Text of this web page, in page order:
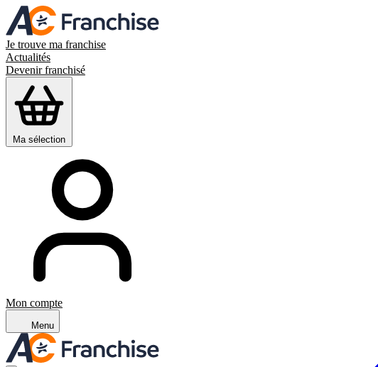
Je trouve ma franchise
Actualités
Devenir franchisé
Ma sélection
Mon compte
Menu